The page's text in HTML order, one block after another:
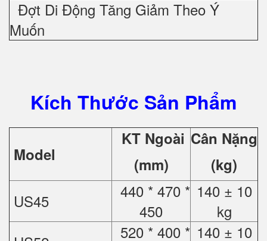
Đợt Di Động Tăng Giảm Theo Ý
Muốn
Kích Thước Sản Phẩm
Model
KT Ngoài
(mm)
Cân Nặng
(kg)
US45
440 * 470 *
450
140 ± 10
kg
520 * 400 * 140 ± 10